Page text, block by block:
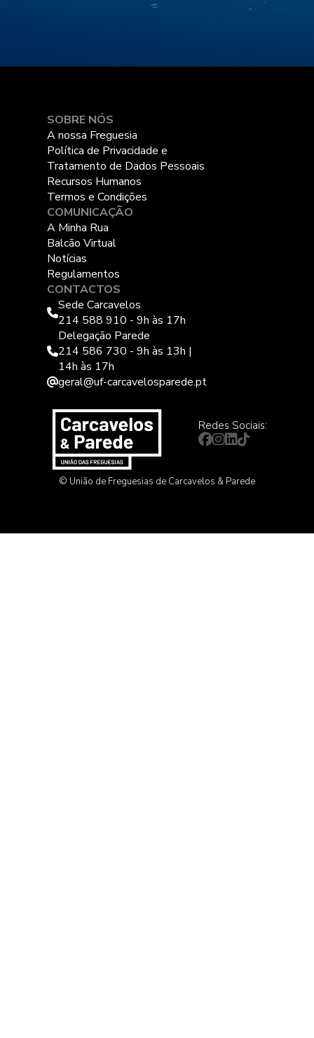
SOBRE NÓS
A nossa Freguesia
Política de Privacidade e
Tratamento de Dados Pessoais
Recursos Humanos
Termos e Condições
COMUNICAÇÃO
A Minha Rua
Balcão Virtual
Notícias
Regulamentos
CONTACTOS
Sede Carcavelos
214 588 910 - 9h às 17h
Delegação Parede
214 586 730 - 9h às 13h |
14h às 17h
geral@uf-carcavelosparede.pt
© União de Freguesias de Carcavelos & Parede
Redes Sociais: